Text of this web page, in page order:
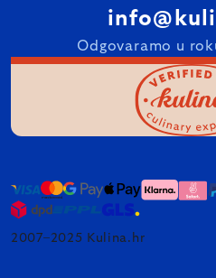
Odgovaramo u
2007–2025 Kulina.hr